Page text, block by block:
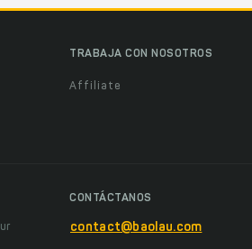
TRABAJA CON NOSOTROS
Affiliate
CONTÁCTANOS
contact@baolau.com